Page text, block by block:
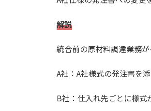
解説
統合前の原材料調達業務
A社：A社様式の発注書を
B社：仕入れ先ごとに様